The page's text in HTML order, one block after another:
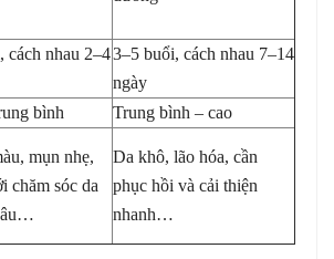
cách nhau 2–43–5 buổi, cách nhau 7–14
ngày
bình
Trung bình – cao
mụn nhẹ,
chăm sóc da
Da khô, lão hóa, cần
phục hồi và cải thiện
nhanh…